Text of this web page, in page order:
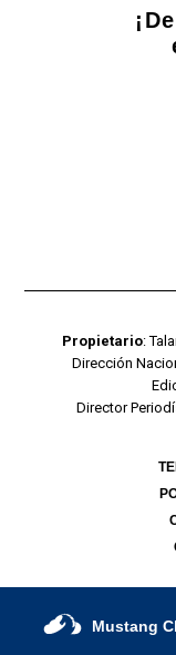
Propietario:
Dirección
Director
Mustang